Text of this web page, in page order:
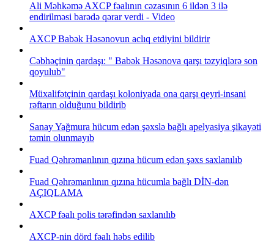
Ali Məhkəmə AXCP fəalının cəzasının 6 ildən 3 ilə
endirilməsi barədə qərar verdi - Video
AXCP Babək Həsənovun aclıq etdiyini bildirir
Cəbhəçinin qardaşı: " Babək Həsənova qarşı təzyiqlərə son
qoyulub"
Müxalifətçinin qardaşı koloniyada ona qarşı qeyri-insani
rəftarın olduğunu bildirib
Sanay Yağmura hücum edən şəxslə bağlı apelyasiya şikayəti
təmin olunmayıb
Fuad Qəhrəmanlının qızına hücum edən şəxs saxlanılıb
Fuad Qəhrəmanlının qızına hücumla bağlı DİN-dən
AÇIQLAMA
AXCP fəalı polis tərəfindən saxlanılıb
AXCP-nin dörd fəalı həbs edilib